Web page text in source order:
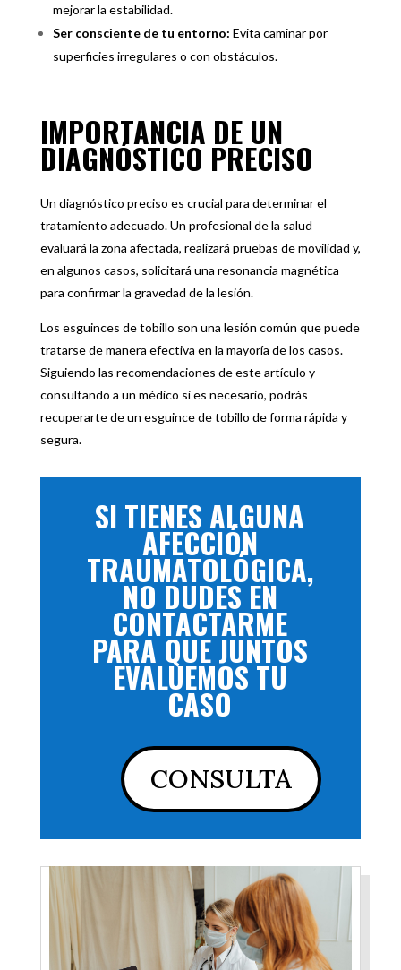
mejorar la estabilidad.
Ser consciente de tu entorno: Evita caminar por
superficies irregulares o con obstáculos.
IMPORTANCIA DE UN
DIAGNÓSTICO PRECISO
Un diagnóstico preciso es crucial para determinar el
tratamiento adecuado. Un profesional de la salud
evaluará la zona afectada, realizará pruebas de movilidad y,
en algunos casos, solicitará una resonancia magnética
para confirmar la gravedad de la lesión.
Los esguinces de tobillo son una lesión común que puede
tratarse de manera efectiva en la mayoría de los casos.
Siguiendo las recomendaciones de este artículo y
consultando a un médico si es necesario, podrás
recuperarte de un esguince de tobillo de forma rápida y
segura.
SI TIENES ALGUNA
AFECCIÓN
TRAUMATOLÓGICA,
NO DUDES EN
CONTACTARME
PARA QUE JUNTOS
EVALUEMOS TU
CASO
CONSULTA